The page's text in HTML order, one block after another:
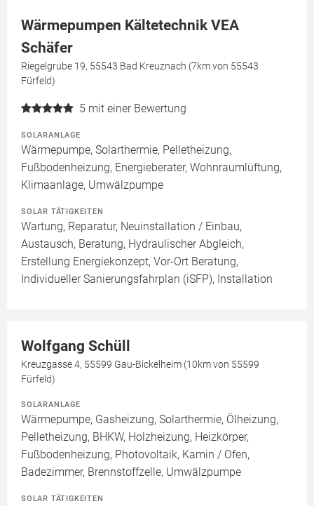
Wärmepumpen Kältetechnik VEA
Schäfer
Riegelgrube 19, 55543 Bad Kreuznach (7km von 55543
Fürfeld)
5 mit einer Bewertung
SOLARANLAGE
Wärmepumpe, Solarthermie, Pelletheizung,
Fußbodenheizung, Energieberater, Wohnraumlüftung,
Klimaanlage, Umwälzpumpe
SOLAR TÄTIGKEITEN
Wartung, Reparatur, Neuinstallation / Einbau,
Austausch, Beratung, Hydraulischer Abgleich,
Erstellung Energiekonzept, Vor-Ort Beratung,
Individueller Sanierungsfahrplan (iSFP), Installation
Wolfgang Schüll
Kreuzgasse 4, 55599 Gau-Bickelheim (10km von 55599
Fürfeld)
SOLARANLAGE
Wärmepumpe, Gasheizung, Solarthermie, Ölheizung,
Pelletheizung, BHKW, Holzheizung, Heizkörper,
Fußbodenheizung, Photovoltaik, Kamin / Ofen,
Badezimmer, Brennstoffzelle, Umwälzpumpe
SOLAR TÄTIGKEITEN